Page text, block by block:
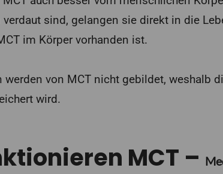
verdaut sind, gelangen sie direkt in die
im Körper vorhanden ist.
werden von MCT nicht gebildet, weshalb
wird.
MCT –